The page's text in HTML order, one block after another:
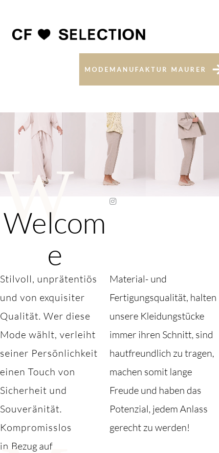
MODEMANUFAKTUR MAURER
W
Welcom
e
Stilvoll, unprätentiös
und von exquisiter
Qualität. Wer diese
Mode wählt, verleiht
seiner Persönlichkeit
einen Touch von
Sicherheit und
Souveränität.
Kompromisslos
in Bezug auf
Material- und
Fertigungsqualität, halten
unsere Kleidungstücke
immer ihren Schnitt, sind
hautfreundlich zu tragen,
machen somit lange
Freude und haben das
Potenzial, jedem Anlass
gerecht zu werden!